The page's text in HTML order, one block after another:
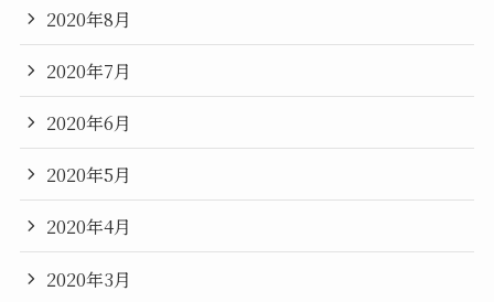
2020年8月
2020年7月
2020年6月
2020年5月
2020年4月
2020年3月